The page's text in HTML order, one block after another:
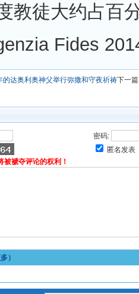
教徒大约占百
Fides
的达奥利奥神父举行弥撒和守夜祈祷下一
密码:
匿名发表
褫夺评论的权利！
）